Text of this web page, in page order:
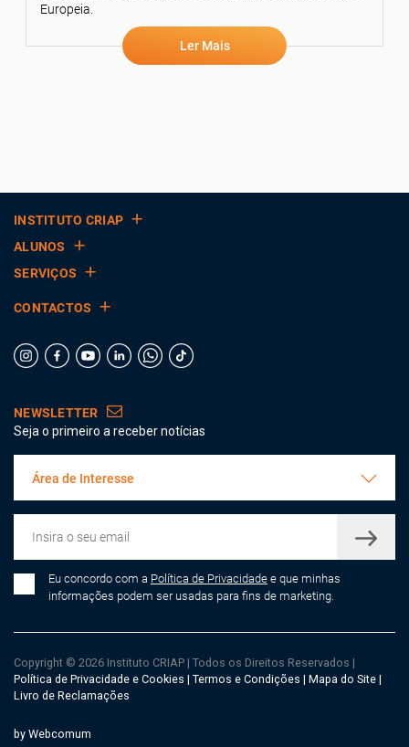
Europeia.
Ler Mais
INSTITUTO CRIAP
ALUNOS
SERVIÇOS
CONTACTOS
NEWSLETTER
Seja o primeiro a receber notícias
Área de Interesse
Eu concordo com a Política de Privacidade e que minhas
informações podem ser usadas para fins de marketing.
Copyright © 2026 Instituto CRIAP | Todos os Direitos Reservados |
Política de Privacidade e Cookies | Termos e Condições | Mapa do Site |
Livro de Reclamações
by Webcomum